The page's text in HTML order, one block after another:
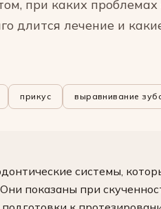
при каких
длится лечение и
прикус выравнивание
системы,
показаны при